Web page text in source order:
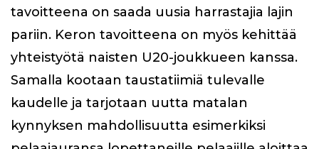
tavoitteena on saada uusia harrastajia lajin
pariin. Keron tavoitteena on myös kehittää
yhteistyötä naisten U20-joukkueen kanssa.
Samalla kootaan taustatiimiä tulevalle
kaudelle ja tarjotaan uutta matalan
kynnyksen mahdollisuutta esimerkiksi